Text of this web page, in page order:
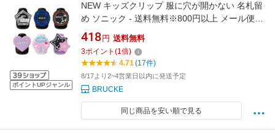
ポイントUPジャンル
NEW キッズクリップ 服に穴が開かない 名札留
め ソニック - 送料無料※800円以上 メール便発
送
418 円 送料無料
3ポイント (1倍)
4.71(17件)
8/17より2~4営業日以内に発送予定
BRUCKE
同じ商品を安い順で見る